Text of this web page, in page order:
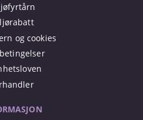
og cookies